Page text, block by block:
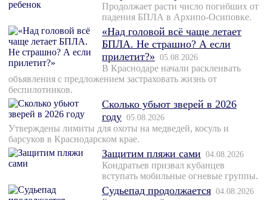
Продолжает расти число погибших от
падения БПЛА в Архипо-Осиповке.
«Над головой всё чаще летает
БПЛА. Не страшно? А если
прилетит?» 05.08.2026
В Краснодаре начали расклеивать
объявления с предложением застраховать жизнь от
беспилотников.
Сколько убьют зверей в 2026
году 05.08.2026
Утверждены лимиты для охоты на медведей, косуль и
барсуков в Краснодарском крае.
Защитим пляжи сами 04.08.2026
Кондратьев призвал кубанцев
вступать мобильные огневые группы.
Судьепад продолжается 04.08.2026